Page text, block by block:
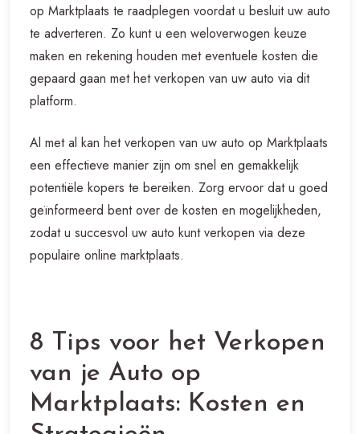
op Marktplaats te raadplegen voordat u besluit uw auto
te adverteren. Zo kunt u een weloverwogen keuze
maken en rekening houden met eventuele kosten die
gepaard gaan met het verkopen van uw auto via dit
platform.
Al met al kan het verkopen van uw auto op Marktplaats
een effectieve manier zijn om snel en gemakkelijk
potentiële kopers te bereiken. Zorg ervoor dat u goed
geïnformeerd bent over de kosten en mogelijkheden,
zodat u succesvol uw auto kunt verkopen via deze
populaire online marktplaats.
8 Tips voor het Verkopen
van je Auto op
Marktplaats: Kosten en